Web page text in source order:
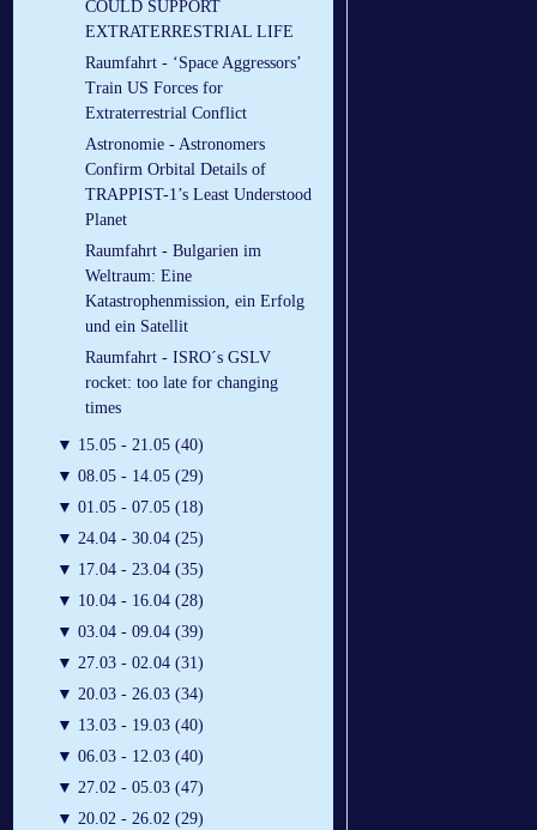
COULD SUPPORT
EXTRATERRESTRIAL LIFE
Raumfahrt - ‘Space Aggressors’
Train US Forces for
Extraterrestrial Conflict
Astronomie - Astronomers
Confirm Orbital Details of
TRAPPIST-1’s Least Understood
Planet
Raumfahrt - Bulgarien im
Weltraum: Eine
Katastrophenmission, ein Erfolg
und ein Satellit
Raumfahrt - ISRO´s GSLV
rocket: too late for changing
times
▼ 15.05 - 21.05 (40)
▼ 08.05 - 14.05 (29)
▼ 01.05 - 07.05 (18)
▼ 24.04 - 30.04 (25)
▼ 17.04 - 23.04 (35)
▼ 10.04 - 16.04 (28)
▼ 03.04 - 09.04 (39)
▼ 27.03 - 02.04 (31)
▼ 20.03 - 26.03 (34)
▼ 13.03 - 19.03 (40)
▼ 06.03 - 12.03 (40)
▼ 27.02 - 05.03 (47)
▼ 20.02 - 26.02 (29)